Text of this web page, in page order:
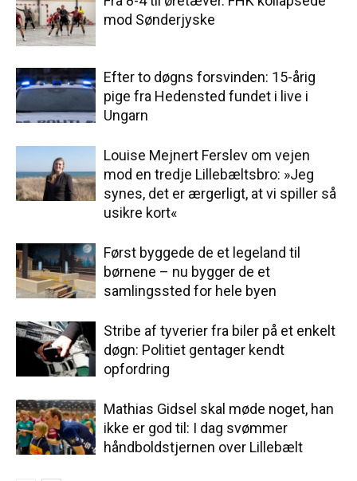
mod Sønderjyske
Efter to døgns forsvinden: 15-årig
pige fra Hedensted fundet i live i
Ungarn
Louise Mejnert Ferslev om vejen
mod en tredje Lillebæltsbro: »Jeg
synes, det er ærgerligt, at vi spiller så
usikre kort«
Først byggede de et legeland til
børnene – nu bygger de et
samlingssted for hele byen
Stribe af tyverier fra biler på et enkelt
døgn: Politiet gentager kendt
opfordring
Mathias Gidsel skal møde noget, han
ikke er god til: I dag svømmer
håndboldstjernen over Lillebælt